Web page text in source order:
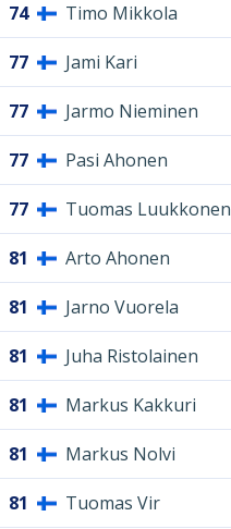
74 Timo Mikkola
77 Jami Kari
77 Jarmo Nieminen
77 Pasi Ahonen
77 Tuomas Luukkonen
81 Arto Ahonen
81 Jarno Vuorela
81 Juha Ristolainen
81 Markus Kakkuri
81 Markus Nolvi
81 Tuomas Vir